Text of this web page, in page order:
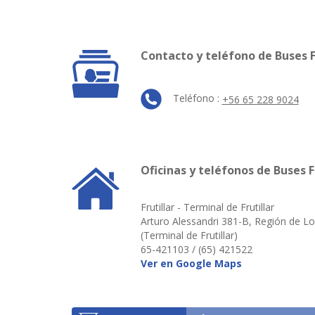
Contacto y teléfono de Buses
Teléfono : +56 65 228 9024
Oficinas y teléfonos de Buses
Frutillar - Terminal de Frutillar
Arturo Alessandri 381-B, Región de
(Terminal de Frutillar)
65-421103 / (65) 421522
Ver en Google Maps